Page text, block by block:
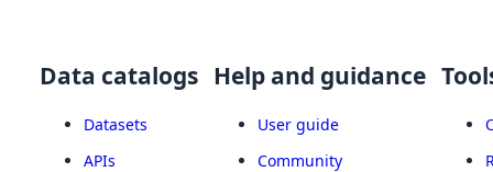
Data catalogs
Datasets
APIs
Help and guidance
User guide
Community